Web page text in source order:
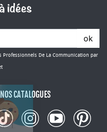
ok
Professionnels De La Communication par
CATALOGUES